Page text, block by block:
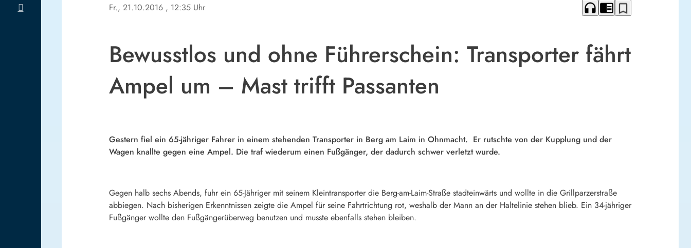
Fr., 21.10.2016 , 12:35 Uhr headphones chrome_reader_mode bookmark_border
Bewusstlos und ohne Führerschein: Transporter fährt
Ampel um – Mast trifft Passanten
Gestern fiel ein 65-jähriger Fahrer in einem stehenden Transporter in Berg am Laim in Ohnmacht. Er rutschte von der Kupplung und der
Wagen knallte gegen eine Ampel. Die traf wiederum einen Fußgänger, der dadurch schwer verletzt wurde.
Gegen halb sechs Abends, fuhr ein 65-Jähriger mit seinem Kleintransporter die Berg-am-Laim-Straße stadteinwärts und wollte in die Grillparzerstraße
abbiegen. Nach bisherigen Erkenntnissen zeigte die Ampel für seine Fahrtrichtung rot, weshalb der Mann an der Haltelinie stehen blieb. Ein 34-jähriger
Fußgänger wollte den Fußgängerüberweg benutzen und musste ebenfalls stehen bleiben.